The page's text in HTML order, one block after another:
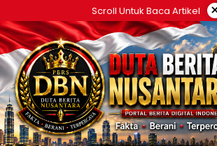
ke
konten
Scroll Untuk Baca Artikel